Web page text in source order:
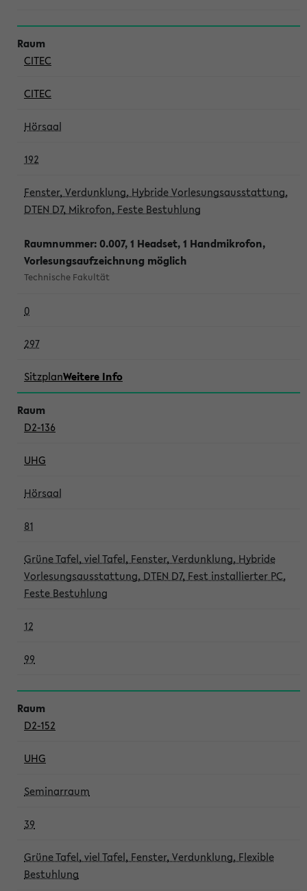
CITEC
CITEC
Hörsaal
192
Fenster, Verdunklung, Hybride Vorlesungsausstattung,
DTEN D7, Mikrofon, Feste Bestuhlung
Raumnummer: 0.007, 1 Headset, 1 Handmikrofon,
Vorlesungsaufzeichnung möglich
Technische Fakultät
0
297
SitzplanWeitere Info
D2-136
UHG
Hörsaal
81
Grüne Tafel, viel Tafel, Fenster, Verdunklung, Hybride
Vorlesungsausstattung, DTEN D7, Fest installierter PC,
Feste Bestuhlung
12
99
D2-152
UHG
Seminarraum
39
Grüne Tafel, viel Tafel, Fenster, Verdunklung, Flexible
Bestuhlung